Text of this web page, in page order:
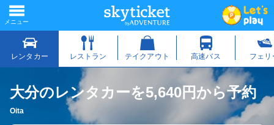
大分のレンタカーを5,640円から予約
Oita